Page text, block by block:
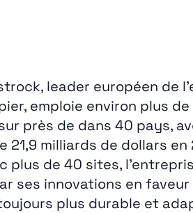
leader européen de
emploie environ plus de
près de dans 40 pays,
21,9 milliards de dollars en
plus de 40 sites,
ses innovations en faveur
plus durable et